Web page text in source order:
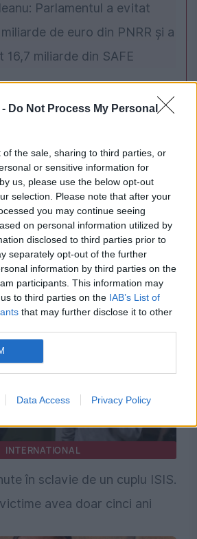
Do Not Process My Personal
of the sale, sharing to third parties, or
or sensitive information for
us, please use the below opt-out
selection. Please note that after your
you may continue seeing
on personal information utilized by
disclosed to third parties prior to
separately opt-out of the further
information by third parties on the
participants. This information may
to third parties on the IAB’s List of
that may further disclose it to other
Data Access Privacy Policy
Parlamentul a evitat
de euro din PNRR și a
16,7 miliarde din SAFE
SPORT
trofeul WTA 250 de la
Paulei Badosa
INTERNATIONAL
în sclavie de un cuplu ISIS.
avea doar cinci ani